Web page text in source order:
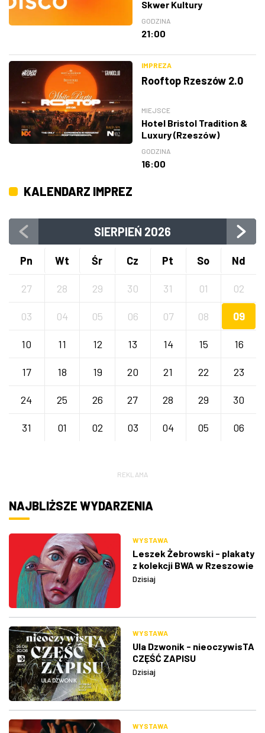
Skwer Kultury
GODZINA
21:00
IMPREZA
Rooftop Rzeszów 2.0
MIEJSCE
Hotel Bristol Tradition &
Luxury (Rzeszów)
GODZINA
16:00
KALENDARZ IMPREZ
SIERPIEŃ 2026
Pn Wt Śr Cz Pt So Nd
27 28 29 30 31 01 02
03 04 05 06 07 08 09
10 11 12 13 14 15 16
17 18 19 20 21 22 23
24 25 26 27 28 29 30
31 01 02 03 04 05 06
REKLAMA
NAJBLIŻSZE WYDARZENIA
WYSTAWA
Leszek Żebrowski - plakaty
z kolekcji BWA w Rzeszowie
Dzisiaj
WYSTAWA
Ula Dzwonik - nieoczywisTA
CZĘŚĆ ZAPISU
Dzisiaj
WYSTAWA